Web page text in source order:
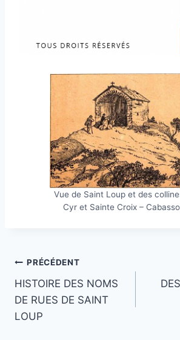
Vue de Saint Loup et des
Cyr et Sainte Croix –
Navigation
de
l’article
PRÉCÉDENT
HISTOIRE DES NOMS
DE RUES DE SAINT
LOUP